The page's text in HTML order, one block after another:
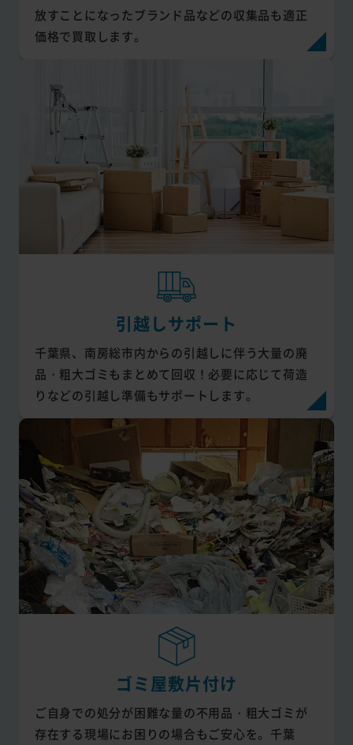
放すことになったブランド品などの収集品も適正
価格で買取します。
引越しサポート
千葉県、南房総市内からの引越しに伴う大量の廃
品・粗大ゴミもまとめて回収！必要に応じて荷造
りなどの引越し準備もサポートします。
ゴミ屋敷片付け
ご自身での処分が困難な量の不用品・粗大ゴミが
存在する現場にお困りの場合もご安心を。千葉